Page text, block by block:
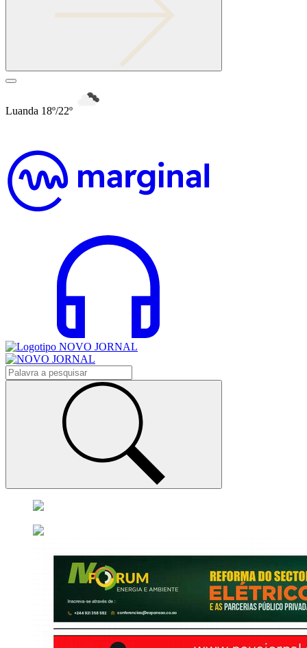
Luanda 18º/22º